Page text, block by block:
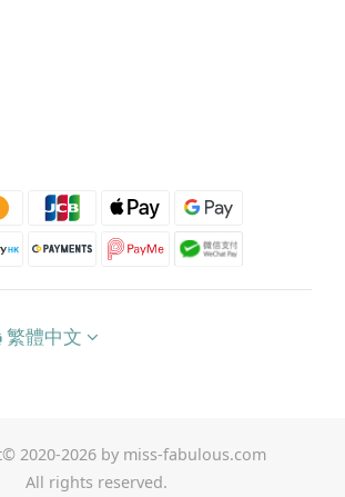
繁體中文
2020-2026 by miss-fabulous.com
All rights reserved.